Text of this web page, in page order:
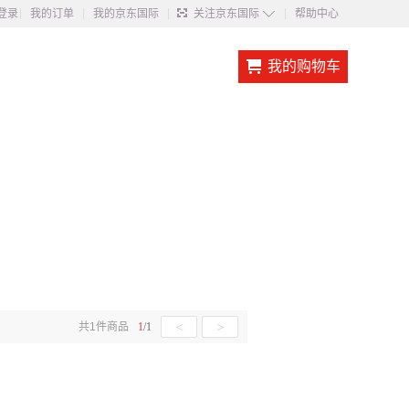
录 我的订单 我的京东国际 关注京东国际 ◇ 帮助中心
我的购物车
1/1 < >
共1件商品